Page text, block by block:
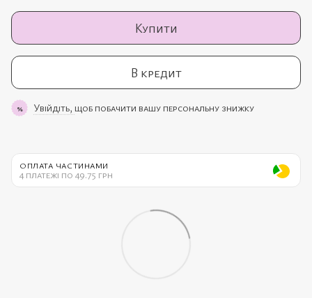
Купити
В кредит
% Увійдіть, щоб побачити вашу персональну знижку
ОПЛАТА ЧАСТИНАМИ
4 платежі по 49.75 грн